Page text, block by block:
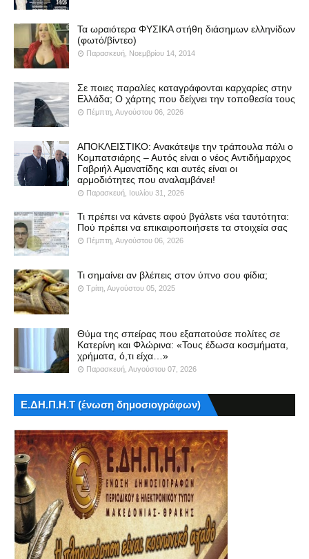
Τα ωραιότερα ΦΥΣΙΚΑ στήθη διάσημων ελληνίδων
(φωτό/βίντεο)
Παρασκευή, Νοεμβρίου 14, 2014
Σε ποιες παραλίες καταγράφονται καρχαρίες στην
Ελλάδα; Ο χάρτης που δείχνει την τοποθεσία τους
Πέμπτη, Αυγούστου 06, 2026
ΑΠΟΚΛΕΙΣΤΙΚΟ: Ανακάτεψε την τράπουλα πάλι ο
Κομπατσιάρης – Αυτός είναι ο νέος Αντιδήμαρχος
Γαβριήλ Αμανατίδης και αυτές είναι οι
αρμοδιότητες που αναλαμβάνει!
Παρασκευή, Ιουλίου 31, 2026
Τι πρέπει να κάνετε αφού βγάλετε νέα ταυτότητα:
Πού πρέπει να επικαιροποιήσετε τα στοιχεία σας
Πέμπτη, Αυγούστου 06, 2026
Τι σημαίνει αν βλέπεις στον ύπνο σου φίδια;
Τρίτη, Αυγούστου 05, 2025
Θύμα της σπείρας που εξαπατούσε πολίτες σε
Κατερίνη και Φλώρινα: «Τους έδωσα κοσμήματα,
χρήματα, ό,τι είχα…»
Παρασκευή, Αυγούστου 07, 2026
Ε.ΔΗ.Π.Η.Τ (ένωση δημοσιογράφων)